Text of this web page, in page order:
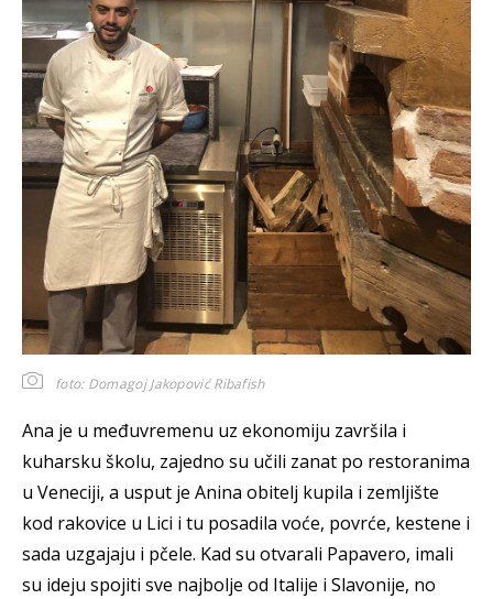
foto: Domagoj Jakopović Ribafish
Ana je u međuvremenu uz ekonomiju završila i
kuharsku školu, zajedno su učili zanat po restoranima
u Veneciji, a usput je Anina obitelj kupila i zemljište
kod rakovice u Lici i tu posadila voće, povrće, kestene i
sada uzgajaju i pčele. Kad su otvarali Papavero, imali
su ideju spojiti sve najbolje od Italije i Slavonije, no